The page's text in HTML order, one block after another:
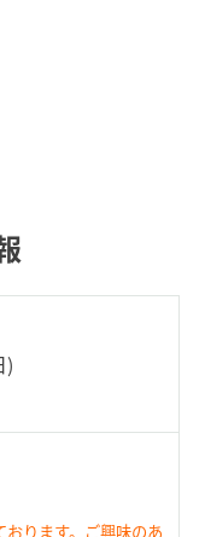
)
ります。ご興味のあ